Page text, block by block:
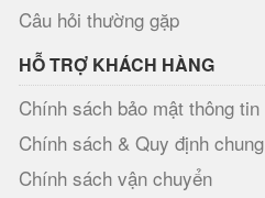
Câu hỏi thường gặp
HỖ TRỢ KHÁCH HÀNG
Chính sách bảo mật thông tin
Chính sách & Quy định chung
Chính sách vận chuyển